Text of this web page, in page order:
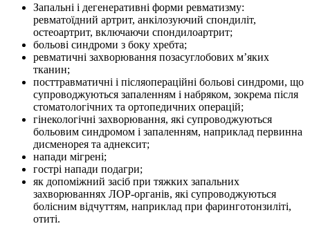
Запальні і дегенеративні форми ревматизму:
ревматоїдний артрит, анкілозуючий спондиліт,
остеоартрит, включаючи спондилоартрит;
больові синдроми з боку хребта;
ревматичні захворювання позасуглобових м’яких
тканин;
посттравматичні і післяопераційні больові синдроми, що
супроводжуються запаленням і набряком, зокрема після
стоматологічних та ортопедичних операцій;
гінекологічні захворювання, які супроводжуються
больовим синдромом і запаленням, наприклад первинна
дисменорея та аднексит;
напади мігрені;
гострі напади подагри;
як допоміжний засіб при тяжких запальних
захворюваннях ЛОР-органів, які супроводжуються
болісним відчуттям, наприклад при фаринготонзиліті,
отиті.